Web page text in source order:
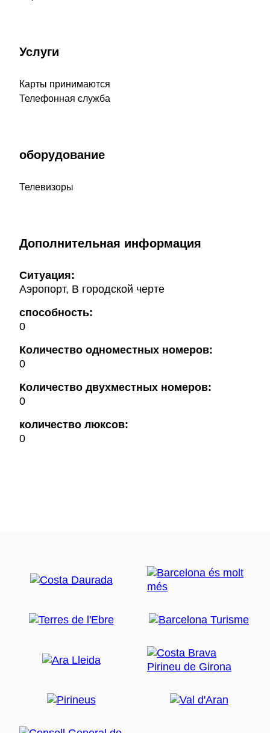
Услуги
Карты принимаются
Телефонная служба
оборудование
Телевизоры
Дополнительная информация
Ситуация:
Аэропорт, В городской черте
способность:
0
Количество одноместных номеров:
0
Количество двухместных номеров:
0
количество люксов:
0